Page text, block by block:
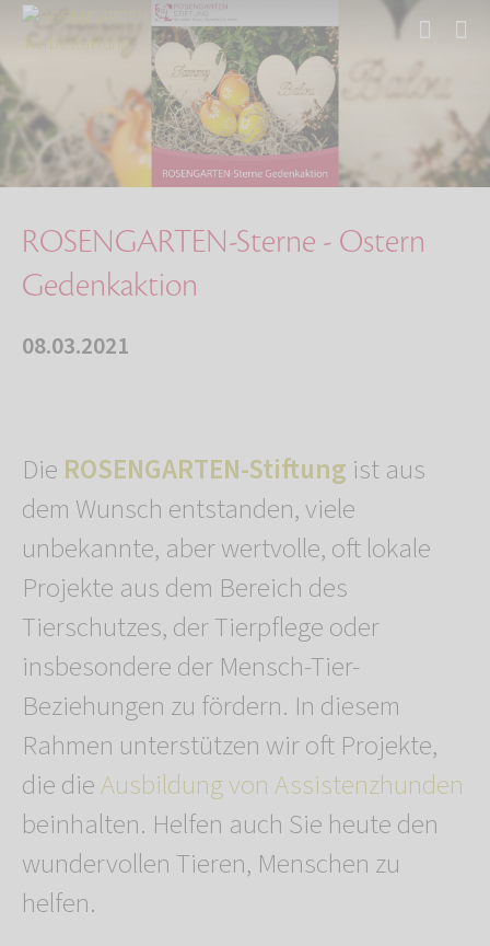
Aktuelles
ROSENGARTEN-Sterne - Ostern Gedenkaktion
ROSENGARTEN-Sterne - Ostern
Gedenkaktion
08.03.2021
Die ROSENGARTEN-Stiftung ist aus
dem Wunsch entstanden, viele
unbekannte, aber wertvolle, oft lokale
Projekte aus dem Bereich des
Tierschutzes, der Tierpflege oder
insbesondere der Mensch-Tier-
Beziehungen zu fördern. In diesem
Rahmen unterstützen wir oft Projekte,
die dieAusbildung von Assistenzhunden
beinhalten. Helfen auch Sie heute den
wundervollen Tieren, Menschen zu
helfen.